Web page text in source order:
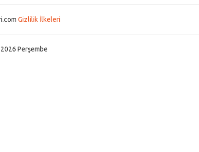
Gizlilik İlkeleri
Perşembe